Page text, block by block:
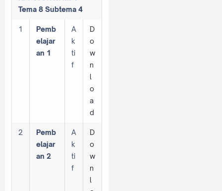
Tema 8 Subtema 4
1
Pemb
elajar
an 1
A
k
ti
f
D
o
w
n
l
o
a
d
2
Pemb
elajar
an 2
A
k
ti
f
D
o
w
n
l